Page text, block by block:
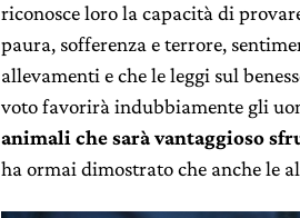
riconosce loro la capacità di
paura, sofferenza e terrore,
allevamenti e che le leggi sul
voto favorirà indubbiamente gli
animali che sarà vantaggioso
ha ormai dimostrato che anche le